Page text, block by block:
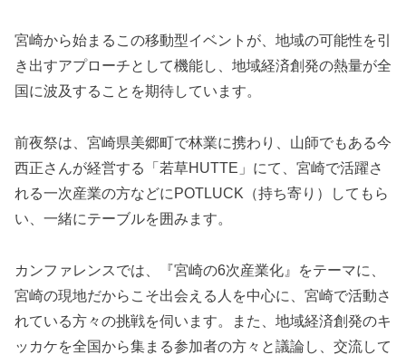
宮崎から始まるこの移動型イベントが、地域の可能性を引
き出すアプローチとして機能し、地域経済創発の熱量が全
国に波及することを期待しています。
前夜祭は、宮崎県美郷町で林業に携わり、山師でもある今
西正さんが経営する「若草HUTTE」にて、宮崎で活躍さ
れる一次産業の方などにPOTLUCK（持ち寄り）してもら
い、一緒にテーブルを囲みます。
カンファレンスでは、『宮崎の6次産業化』をテーマに、
宮崎の現地だからこそ出会える人を中心に、宮崎で活動さ
れている方々の挑戦を伺います。また、地域経済創発のキ
ッカケを全国から集まる参加者の方々と議論し、交流して